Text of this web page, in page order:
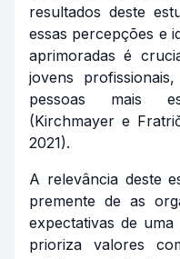
resultados deste
essas percepções e
aprimoradas é
jovens
pessoas mais
(Kirchmayer e
2021).
A relevância deste
premente de as
expectativas de
prioriza valores